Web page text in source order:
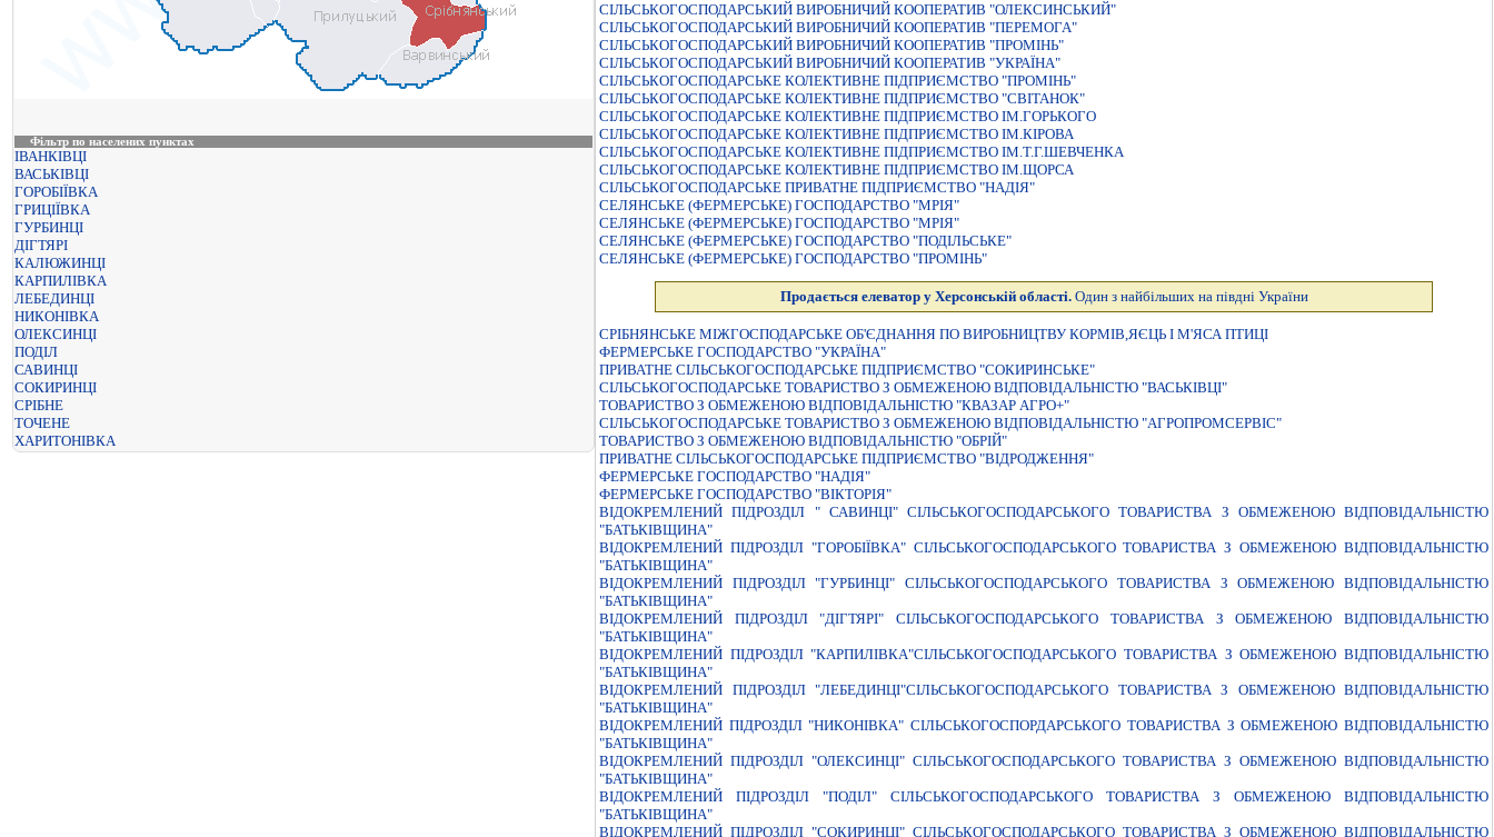
Фільтр по населених пунктах
ІВАНКІВЦІ
ВАСЬКІВЦІ
ГОРОБІЇВКА
ГРИЦІЇВКА
ГУРБИНЦІ
ДІГТЯРІ
КАЛЮЖИНЦІ
КАРПИЛІВКА
ЛЕБЕДИНЦІ
НИКОНІВКА
ОЛЕКСИНЦІ
ПОДІЛ
САВИНЦІ
СОКИРИНЦІ
СРІБНЕ
ТОЧЕНЕ
ХАРИТОНІВКА
СIЛЬСЬКОГОСПОДАРСЬКИЙ ВИРОБНИЧИЙ КООПЕРАТИВ "ОЛЕКСИНСЬКИЙ"
СIЛЬСЬКОГОСПОДАРСЬКИЙ ВИРОБНИЧИЙ КООПЕРАТИВ "ПЕРЕМОГА"
СIЛЬСЬКОГОСПОДАРСЬКИЙ ВИРОБНИЧИЙ КООПЕРАТИВ "ПРОМIНЬ"
СIЛЬСЬКОГОСПОДАРСЬКИЙ ВИРОБНИЧИЙ КООПЕРАТИВ "УКРАЇНА"
СІЛЬСЬКОГОСПОДАРСЬКЕ КОЛЕКТИВНЕ ПІДПРИЄМСТВО "ПРОМІНЬ"
СІЛЬСЬКОГОСПОДАРСЬКЕ КОЛЕКТИВНЕ ПІДПРИЄМСТВО "СВІТАНОК"
СІЛЬСЬКОГОСПОДАРСЬКЕ КОЛЕКТИВНЕ ПІДПРИЄМСТВО ІМ.ГОРЬКОГО
СІЛЬСЬКОГОСПОДАРСЬКЕ КОЛЕКТИВНЕ ПІДПРИЄМСТВО ІМ.КІРОВА
СІЛЬСЬКОГОСПОДАРСЬКЕ КОЛЕКТИВНЕ ПІДПРИЄМСТВО ІМ.Т.Г.ШЕВЧЕНКА
СІЛЬСЬКОГОСПОДАРСЬКЕ КОЛЕКТИВНЕ ПІДПРИЄМСТВО ІМ.ЩОРСА
СІЛЬСЬКОГОСПОДАРСЬКЕ ПРИВАТНЕ ПІДПРИЄМСТВО "НАДІЯ"
СЕЛЯНСЬКЕ (ФЕРМЕРСЬКЕ) ГОСПОДАРСТВО "МРІЯ"
СЕЛЯНСЬКЕ (ФЕРМЕРСЬКЕ) ГОСПОДАРСТВО "МРІЯ"
СЕЛЯНСЬКЕ (ФЕРМЕРСЬКЕ) ГОСПОДАРСТВО "ПОДІЛЬСЬКЕ"
СЕЛЯНСЬКЕ (ФЕРМЕРСЬКЕ) ГОСПОДАРСТВО "ПРОМІНЬ"
Продається елеватор у Херсонській області. Один з найбільших на півдні України
СРIБНЯНСЬКЕ МIЖГОСПОДАРСЬКЕ ОБ'ЄДНАННЯ ПО ВИРОБНИЦТВУ КОРМIВ,ЯЄЦЬ I М'ЯСА ПТИЦI
ФЕРМЕРСЬКЕ ГОСПОДАРСТВО "УКРАЇНА"
ПРИВАТНЕ СІЛЬСЬКОГОСПОДАРСЬКЕ ПІДПРИЄМСТВО "СОКИРИНСЬКЕ"
СІЛЬСЬКОГОСПОДАРСЬКЕ ТОВАРИСТВО З ОБМЕЖЕНОЮ ВІДПОВІДАЛЬНІСТЮ "ВАСЬКІВЦІ"
ТОВАРИСТВО З ОБМЕЖЕНОЮ ВІДПОВІДАЛЬНІСТЮ "КВАЗАР АГРО+"
СIЛЬСЬКОГОСПОДАРСЬКЕ ТОВАРИСТВО З ОБМЕЖЕНОЮ ВIДПОВIДАЛЬНIСТЮ "АГРОПРОМСЕРВIС"
ТОВАРИСТВО З ОБМЕЖЕНОЮ ВIДПОВIДАЛЬНIСТЮ "ОБРIЙ"
ПРИВАТНЕ СIЛЬСЬКОГОСПОДАРСЬКЕ ПIДПРИЄМСТВО "ВIДРОДЖЕННЯ"
ФЕРМЕРСЬКЕ ГОСПОДАРСТВО "НАДIЯ"
ФЕРМЕРСЬКЕ ГОСПОДАРСТВО "ВIКТОРIЯ"
ВІДОКРЕМЛЕНИЙ ПІДРОЗДІЛ " САВИНЦІ" СІЛЬСЬКОГОСПОДАРСЬКОГО ТОВАРИСТВА З ОБМЕЖЕНОЮ ВІДПОВІДАЛЬНІСТЮ
"БАТЬКІВЩИНА"
ВІДОКРЕМЛЕНИЙ ПІДРОЗДІЛ "ГОРОБІЇВКА" СІЛЬСЬКОГОСПОДАРСЬКОГО ТОВАРИСТВА З ОБМЕЖЕНОЮ ВІДПОВІДАЛЬНІСТЮ
"БАТЬКІВЩИНА"
ВІДОКРЕМЛЕНИЙ ПІДРОЗДІЛ "ГУРБИНЦІ" СІЛЬСЬКОГОСПОДАРСЬКОГО ТОВАРИСТВА З ОБМЕЖЕНОЮ ВІДПОВІДАЛЬНІСТЮ
"БАТЬКІВЩИНА"
ВІДОКРЕМЛЕНИЙ ПІДРОЗДІЛ "ДІГТЯРІ" СІЛЬСЬКОГОСПОДАРСЬКОГО ТОВАРИСТВА З ОБМЕЖЕНОЮ ВІДПОВІДАЛЬНІСТЮ
"БАТЬКІВЩИНА"
ВІДОКРЕМЛЕНИЙ ПІДРОЗДІЛ "КАРПИЛІВКА"СІЛЬСЬКОГОСПОДАРСЬКОГО ТОВАРИСТВА З ОБМЕЖЕНОЮ ВІДПОВІДАЛЬНІСТЮ
"БАТЬКІВЩИНА"
ВІДОКРЕМЛЕНИЙ ПІДРОЗДІЛ "ЛЕБЕДИНЦІ"СІЛЬСЬКОГОСПОДАРСЬКОГО ТОВАРИСТВА З ОБМЕЖЕНОЮ ВІДПОВІДАЛЬНІСТЮ
"БАТЬКІВЩИНА"
ВІДОКРЕМЛЕНИЙ ПІДРОЗДІЛ "НИКОНІВКА" СІЛЬСЬКОГОСПОРДАРСЬКОГО ТОВАРИСТВА З ОБМЕЖЕНОЮ ВІДПОВІДАЛЬНІСТЮ
"БАТЬКІВЩИНА"
ВІДОКРЕМЛЕНИЙ ПІДРОЗДІЛ "ОЛЕКСИНЦІ" СІЛЬСЬКОГОСПОДАРСЬКОГО ТОВАРИСТВА З ОБМЕЖЕНОЮ ВІДПОВІДАЛЬНІСТЮ
"БАТЬКІВЩИНА"
ВІДОКРЕМЛЕНИЙ ПІДРОЗДІЛ "ПОДІЛ" СІЛЬСЬКОГОСПОДАРСЬКОГО ТОВАРИСТВА З ОБМЕЖЕНОЮ ВІДПОВІДАЛЬНІСТЮ
"БАТЬКІВЩИНА"
ВІДОКРЕМЛЕНИЙ ПІДРОЗДІЛ "СОКИРИНЦІ" СІЛЬСЬКОГОСПОДАРСЬКОГО ТОВАРИСТВА З ОБМЕЖЕНОЮ ВІДПОВІДАЛЬНІСТЮ